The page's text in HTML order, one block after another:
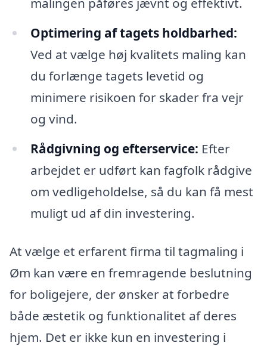
Optimering af tagets holdbarhed:
Ved at vælge høj kvalitets maling kan
du forlænge tagets levetid og
minimere risikoen for skader fra vejr
og vind.
Rådgivning og efterservice: Efter
arbejdet er udført kan fagfolk rådgive
om vedligeholdelse, så du kan få mest
muligt ud af din investering.
At vælge et erfarent firma til tagmaling i
Øm kan være en fremragende beslutning
for boligejere, der ønsker at forbedre
både æstetik og funktionalitet af deres
hjem. Det er ikke kun en investering i